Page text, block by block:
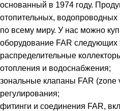
основанный в 1974 году.
отопительных, водопроводных
по всему миру. У нас можно
оборудование FAR следующих
распределительные
отопления и водоснабжения;
зональные клапаны FAR (zone
регулирования;
фитинги и соединения FAR,